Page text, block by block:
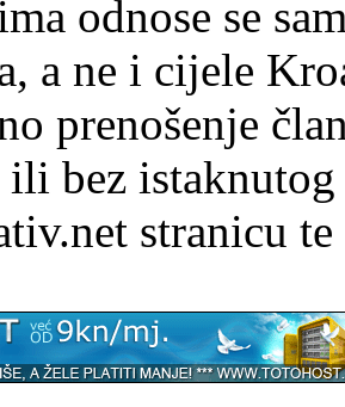
odnose se
a ne i cijele
prenošenje
ili bez
stranicu te